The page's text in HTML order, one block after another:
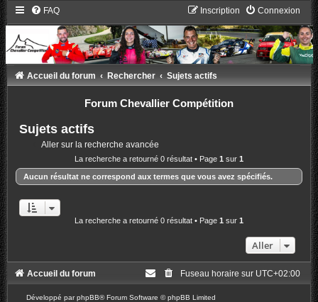
FAQ Connexion
Inscription
Accueil du forum Rechercher Sujets actifs
Forum Chevallier Compétition
Sujets actifs
Aller sur la recherche avancée
La recherche a retourné 0 résultat • Page 1 sur 1
Aucun résultat ne correspond aux termes que vous avez spécifiés.
La recherche a retourné 0 résultat • Page 1 sur 1
Aller
Accueil du forum Fuseau horaire sur UTC+02:00
Développé parphpBB® Forum Software © phpBB Limited